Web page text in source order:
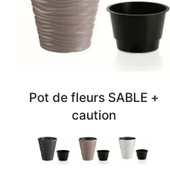
Pot de fleurs SABLE +
caution